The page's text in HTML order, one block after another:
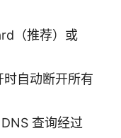
（推荐）或
自动断开所有
查询经过